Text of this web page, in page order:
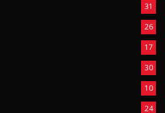
31
26
17
30
10
24